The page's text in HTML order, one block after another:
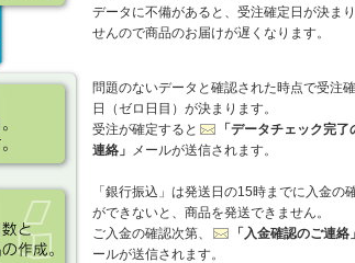
データに不備があると、受注確定日が決ま
せんので商品のお届けが遅くなります。
問題のないデータと確認された時点で受注
日（ゼロ日目）が決まります。
受注が確定すると
「データチェック完了
連絡」
メールが送信されます。
「銀行振込」は発送日の15時までに入金の
ができないと、商品を発送できません。
ご入金の確認次第、
「入金確認のご連絡」
ールが送信されます。